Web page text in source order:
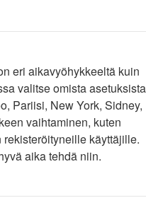
eri aikavyöhykkeeltä kuin
valitse omista asetuksista
Pariisi, New York, Sidney,
vaihtaminen, kuten
käyttäjille.
aika tehdä niin.